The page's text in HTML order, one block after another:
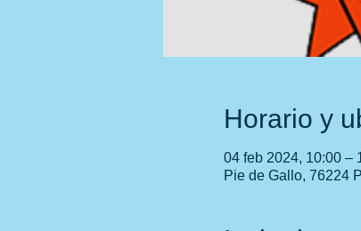
Horario y
04 feb 2024, 10:00 –
Pie de Gallo, 76224